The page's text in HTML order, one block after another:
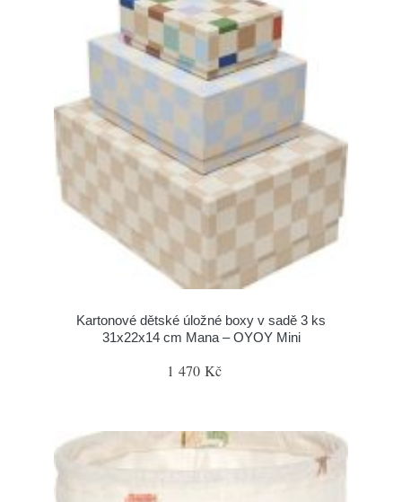
Kartonové dětské úložné boxy v sadě 3 ks
31x22x14 cm Mana – OYOY Mini
1 470 Kč